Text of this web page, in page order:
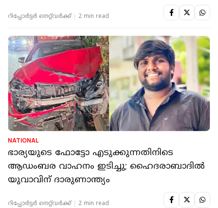
റിപ്പോർട്ടർ നെറ്റ്‌വര്‍ക്ക്‌ 2 min read
NATIONAL
ഭാര്യയുടെ ഫോട്ടോ എടുക്കുന്നതിനിടെ
ആഡംബര വാഹനം ഇടിച്ചു; ഹൈദരാബാദിൽ
യുവാവിന് ദാരുണാന്ത്യം
റിപ്പോർട്ടർ നെറ്റ്‌വര്‍ക്ക്‌ 2 min read